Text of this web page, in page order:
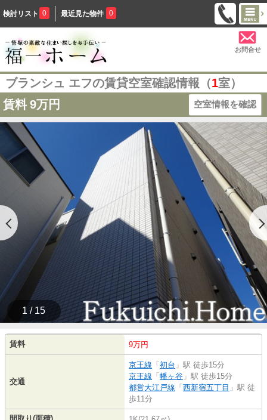
検討リスト 0 最近見た物件 0
お問合せ
ブランシュ エフの賃貸空室確認情報（1室）
賃料 9万円 空室情報を確認
1 / 15
賃料 9万円
交通
京王線 「 初台 」駅 徒歩15分
京王線 「 幡ヶ谷 」駅 徒歩15分
都営大江戸線 「 西新宿五丁目 」駅 徒
歩11分